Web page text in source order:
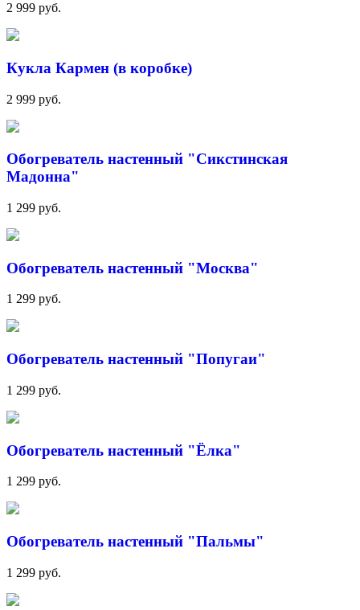
2 999 руб.
Кукла Кармен (в коробке)
2 999 руб.
Обогреватель настенный "Сикстинская
Мадонна"
1 299 руб.
Обогреватель настенный "Москва"
1 299 руб.
Обогреватель настенный "Попугаи"
1 299 руб.
Обогреватель настенный "Ёлка"
1 299 руб.
Обогреватель настенный "Пальмы"
1 299 руб.